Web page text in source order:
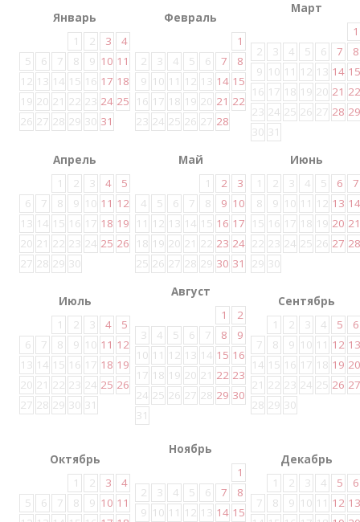
Январь
1
2 3
4
5
6 7 8 9 10 11
12 13 14 15 16 17 18
19 20 21 22 23 24 25
26 27 28 29 30 31
Февраль
1
2
3 4 5 6 7
8
9 10 11 12 13 14 15
16 17 18 19 20 21 22
23 24 25 26 27 28
Март
1
2
3 4 5 6 7
8
9 10 11 12 13 14 15
16 17 18 19 20 21 22
23 24 25 26 27 28 29
30 31
Апрель
1
2 3 4
5
6
7 8 9 10 11 12
13 14 15 16 17 18 19
20 21 22 23 24 25 26
27 28 29 30
Май
1
2
3
4
5 6 7 8 9 10
11 12 13 14 15 16 17
18 19 20 21 22 23 24
25 26 27 28 29 30 31
Июнь
1
2 3 4 5 6
7
8
9 10 11 12 13 14
15 16 17 18 19 20 21
22 23 24 25 26 27 28
29 30
Июль
1
2 3 4
5
6
7 8 9 10 11 12
13 14 15 16 17 18 19
20 21 22 23 24 25 26
27 28 29 30 31
Август
1
2
3
4 5 6 7 8
9
10 11 12 13 14 15 16
17 18 19 20 21 22 23
24 25 26 27 28 29 30
31
Сентябрь
1
2 3 4 5
6
7
8 9 10 11 12 13
14 15 16 17 18 19 20
21 22 23 24 25 26 27
28 29 30
Октябрь
1
2 3
4
5
6 7 8 9 10 11
Ноябрь
1
2
3 4 5 6 7
8
9 10 11 12 13 14 15
Декабрь
1
2 3 4 5
6
7
8 9 10 11 12 13